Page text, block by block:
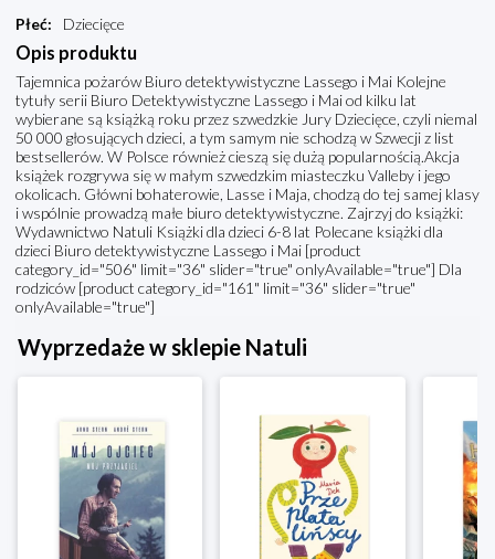
Płeć: Dziecięce
Opis produktu
Tajemnica pożarów Biuro detektywistyczne Lassego i Mai Kolejne
tytuły serii Biuro Detektywistyczne Lassego i Mai od kilku lat
wybierane są książką roku przez szwedzkie Jury Dziecięce, czyli niemal
50 000 głosujących dzieci, a tym samym nie schodzą w Szwecji z list
bestsellerów. W Polsce również cieszą się dużą popularnością.Akcja
książek rozgrywa się w małym szwedzkim miasteczku Valleby i jego
okolicach. Główni bohaterowie, Lasse i Maja, chodzą do tej samej klasy
i wspólnie prowadzą małe biuro detektywistyczne. Zajrzyj do książki:
Wydawnictwo Natuli Książki dla dzieci 6-8 lat Polecane książki dla
dzieci Biuro detektywistyczne Lassego i Mai [product
category_id="506" limit="36" slider="true" onlyAvailable="true"] Dla
rodziców [product category_id="161" limit="36" slider="true"
onlyAvailable="true"]
Wyprzedaże w sklepie Natuli